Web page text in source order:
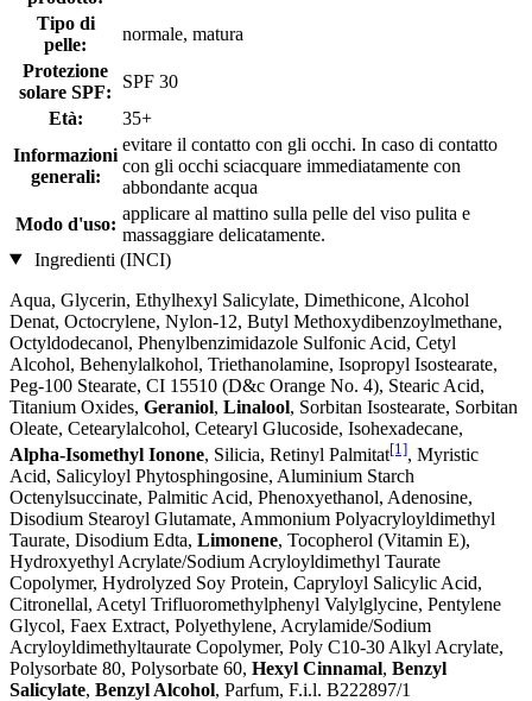
Tipo di
pelle:
normale, matura
Protezione
solare SPF:
SPF 30
Età:
35+
Informazioni
generali:
evitare il contatto con gli occhi. In caso di contatto
con gli occhi sciacquare immediatamente con
abbondante acqua
Modo d'uso:
applicare al mattino sulla pelle del viso pulita e
massaggiare delicatamente.
Ingredienti (INCI)
Aqua, Glycerin, Ethylhexyl Salicylate, Dimethicone, Alcohol
Denat, Octocrylene, Nylon-12, Butyl Methoxydibenzoylmethane,
Octyldodecanol, Phenylbenzimidazole Sulfonic Acid, Cetyl
Alcohol, Behenylalkohol, Triethanolamine, Isopropyl Isostearate,
Peg-100 Stearate, CI 15510 (D&c Orange No. 4), Stearic Acid,
Titanium Oxides, Geraniol, Linalool, Sorbitan Isostearate, Sorbitan
Oleate, Cetearylalcohol, Cetearyl Glucoside, Isohexadecane,
Alpha-Isomethyl Ionone, Silicia, Retinyl Palmitat[1], Myristic
Acid, Salicyloyl Phytosphingosine, Aluminium Starch
Octenylsuccinate, Palmitic Acid, Phenoxyethanol, Adenosine,
Disodium Stearoyl Glutamate, Ammonium Polyacryloyldimethyl
Taurate, Disodium Edta, Limonene, Tocopherol (Vitamin E),
Hydroxyethyl Acrylate/Sodium Acryloyldimethyl Taurate
Copolymer, Hydrolyzed Soy Protein, Capryloyl Salicylic Acid,
Citronellal, Acetyl Trifluoromethylphenyl Valylglycine, Pentylene
Glycol, Faex Extract, Polyethylene, Acrylamide/Sodium
Acryloyldimethyltaurate Copolymer, Poly C10-30 Alkyl Acrylate,
Polysorbate 80, Polysorbate 60, Hexyl Cinnamal, Benzyl
Salicylate, Benzyl Alcohol, Parfum, F.i.l. B222897/1